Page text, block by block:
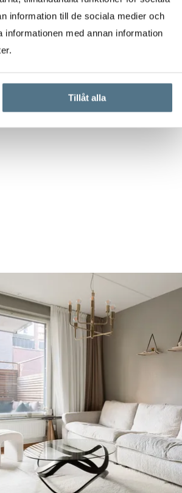
information till de sociala medier och
med annan information
Tillåt alla